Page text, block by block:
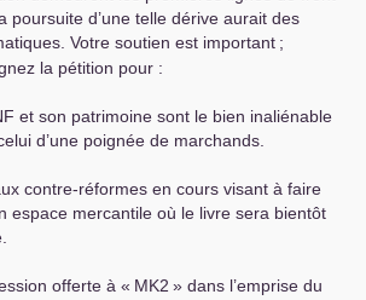
poursuite d’une telle dérive aurait des
Votre soutien est important ;
la pétition pour :
et son patrimoine sont le bien inaliénable
d’une poignée de marchands.
contre-réformes en cours visant à faire
espace mercantile où le livre sera bientôt
offerte à « MK2 » dans l’emprise du